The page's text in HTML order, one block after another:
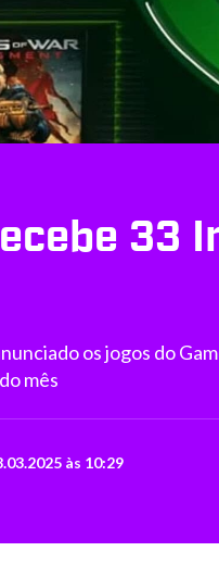
33
os jogos do
mês
às 10:29